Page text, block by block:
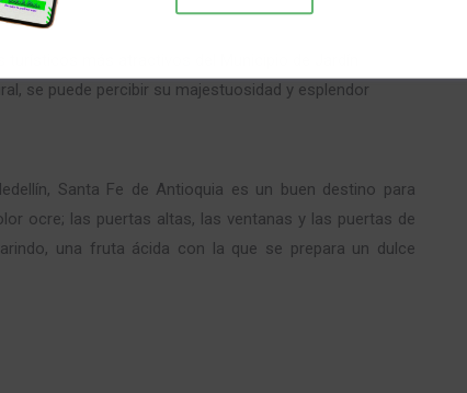
más atractivos del Municipio de Jardín
se puede percibir su majestuosidad y esplendor
Santa Fe de Antioquia es un buen destino para
ocre; las puertas altas, las ventanas y las puertas de
una fruta ácida con la que se prepara un dulce